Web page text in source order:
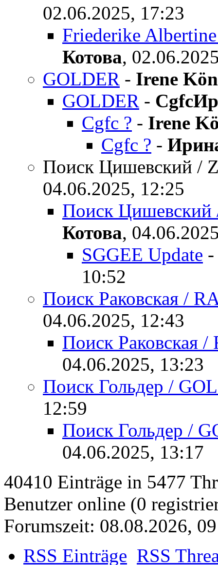
02.06.2025, 17:23
Friederike
Котова,
GOLDER - Irene
GOLDER -
Cgfc ? - Irene
Cgfc ? -
Поиск Цишевский /
04.06.2025, 12:25
Поиск
Котова,
SGGEE Update
10:52
Поиск Раковская /
04.06.2025, 12:43
Поиск Раковская
04.06.2025, 13:23
Поиск Гольдер /
12:59
Поиск Гольдер /
04.06.2025, 13:17
40410 Einträge in 5477
Benutzer online (0
Forumszeit: 08.08.2026,
RSS Einträge RSS